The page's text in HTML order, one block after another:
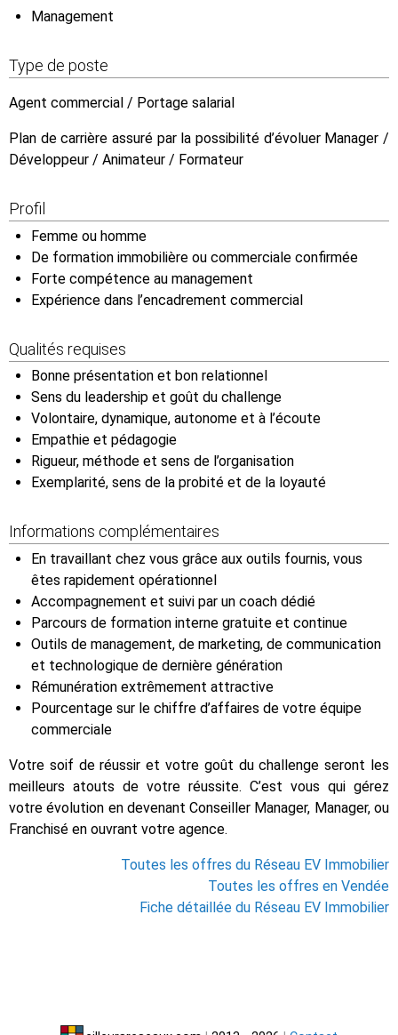
Management
Type de poste
Agent commercial / Portage salarial
Plan de carrière assuré par la possibilité d’évoluer Manager /
Développeur / Animateur / Formateur
Profil
Femme ou homme
De formation immobilière ou commerciale confirmée
Forte compétence au management
Expérience dans l’encadrement commercial
Qualités requises
Bonne présentation et bon relationnel
Sens du leadership et goût du challenge
Volontaire, dynamique, autonome et à l’écoute
Empathie et pédagogie
Rigueur, méthode et sens de l’organisation
Exemplarité, sens de la probité et de la loyauté
Informations complémentaires
En travaillant chez vous grâce aux outils fournis, vous
êtes rapidement opérationnel
Accompagnement et suivi par un coach dédié
Parcours de formation interne gratuite et continue
Outils de management, de marketing, de communication
et technologique de dernière génération
Rémunération extrêmement attractive
Pourcentage sur le chiffre d’affaires de votre équipe
commerciale
Votre soif de réussir et votre goût du challenge seront les
meilleurs atouts de votre réussite. C’est vous qui gérez
votre évolution en devenant Conseiller Manager, Manager, ou
Franchisé en ouvrant votre agence.
Toutes les offres du Réseau EV Immobilier
Toutes les offres en Vendée
Fiche détaillée du Réseau EV Immobilier